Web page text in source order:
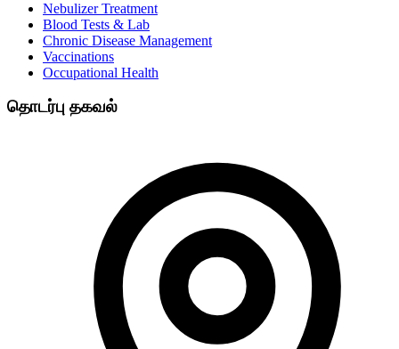
Nebulizer Treatment
Blood Tests & Lab
Chronic Disease Management
Vaccinations
Occupational Health
தொடர்பு தகவல்